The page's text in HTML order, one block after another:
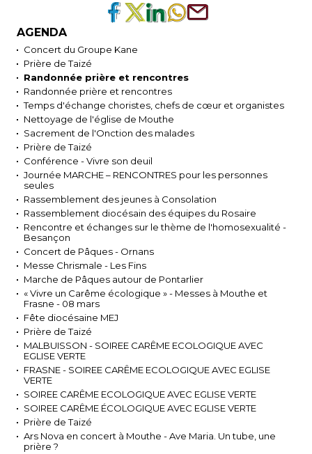
AGENDA
Concert du Groupe Kane
Prière de Taizé
Randonnée prière et rencontres
Randonnée prière et rencontres
Temps d'échange choristes, chefs de cœur et organistes
Nettoyage de l'église de Mouthe
Sacrement de l'Onction des malades
Prière de Taizé
Conférence - Vivre son deuil
Journée MARCHE – RENCONTRES pour les personnes
seules
Rassemblement des jeunes à Consolation
Rassemblement diocésain des équipes du Rosaire
Rencontre et échanges sur le thème de l'homosexualité -
Besançon
Concert de Pâques - Ornans
Messe Chrismale - Les Fins
Marche de Pâques autour de Pontarlier
« Vivre un Carême écologique » - Messes à Mouthe et
Frasne - 08 mars
Fête diocésaine MEJ
Prière de Taizé
MALBUISSON - SOIREE CARÊME ECOLOGIQUE AVEC
EGLISE VERTE
FRASNE - SOIREE CARÊME ECOLOGIQUE AVEC EGLISE
VERTE
SOIREE CARÊME ECOLOGIQUE AVEC EGLISE VERTE
SOIREE CARÊME ÉCOLOGIQUE AVEC EGLISE VERTE
Prière de Taizé
Ars Nova en concert à Mouthe - Ave Maria. Un tube, une
prière ?